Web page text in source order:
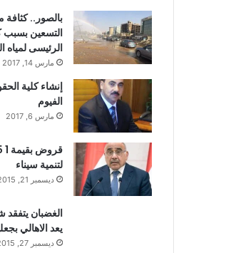
بالصور.. كثافة
التسعين
الرئيسى لمياه
مارس 14, 2017
إنشاء كلية
الفيوم
مارس 6, 2017
لتنمية سيناء
ديسمبر 21, 2015
الغضبان يتفقد
يعد الاهالي
ديسمبر 27, 2015